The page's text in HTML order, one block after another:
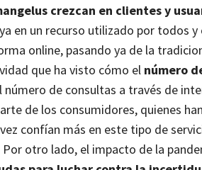
crezcan en clientes y
en un recurso utilizado por todos
online, pasando ya de la
que ha visto cómo el número
número de consultas a través de
de los consumidores, quienes
confían más en este tipo de
otro lado, el impacto de la